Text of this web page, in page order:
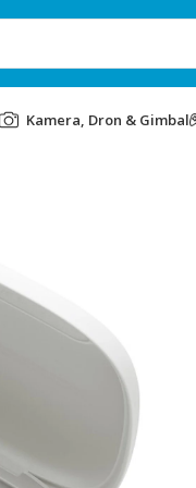
Kamera, Dron & Gimbal